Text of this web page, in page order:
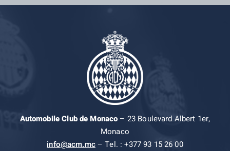
Automobile Club de Monaco– 23 Boulevard Albert 1er,
Monaco
info@acm.mc– Tel. : +377 93 15 26 00